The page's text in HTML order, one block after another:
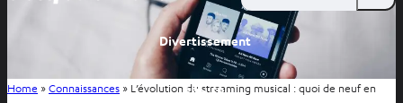
Divertissement
Site FR
Home »Connaissances » L’évolution du streaming musical : quoi de neuf en